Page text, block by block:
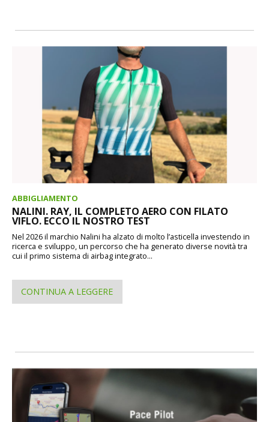
ABBIGLIAMENTO
NALINI. RAY, IL COMPLETO AERO CON FILATO
VIFLO. ECCO IL NOSTRO TEST
Nel 2026 il marchio Nalini ha alzato di molto l’asticella investendo in
ricerca e sviluppo, un percorso che ha generato diverse novità tra
cui il primo sistema di airbag integrato...
CONTINUA A LEGGERE